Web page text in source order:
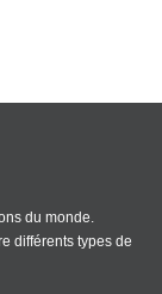
du monde.
différents types de